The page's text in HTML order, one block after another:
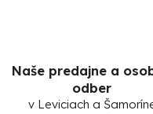
Naše predajne a
odber
v Leviciach a